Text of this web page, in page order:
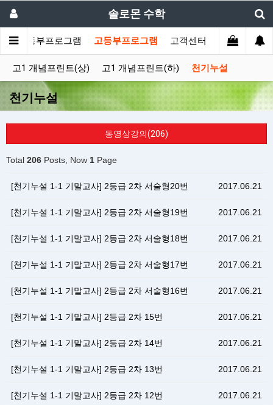
솔로몬 수학
중등부프로그램 고등부프로그램 고객센터
고1 개념프린트(상) 고1 개념프린트(하) 천기누설
천기누설
동영상강의(206)
Total 206 Posts, Now 1 Page
2017.06.21
[천기누설 1-1 기말고사] 2등급 2차 서술형20번
2017.06.21
[천기누설 1-1 기말고사] 2등급 2차 서술형19번
2017.06.21
[천기누설 1-1 기말고사] 2등급 2차 서술형18번
2017.06.21
[천기누설 1-1 기말고사] 2등급 2차 서술형17번
2017.06.21
[천기누설 1-1 기말고사] 2등급 2차 서술형16번
2017.06.21
[천기누설 1-1 기말고사] 2등급 2차 15번
2017.06.21
[천기누설 1-1 기말고사] 2등급 2차 14번
2017.06.21
[천기누설 1-1 기말고사] 2등급 2차 13번
2017.06.21
[천기누설 1-1 기말고사] 2등급 2차 12번